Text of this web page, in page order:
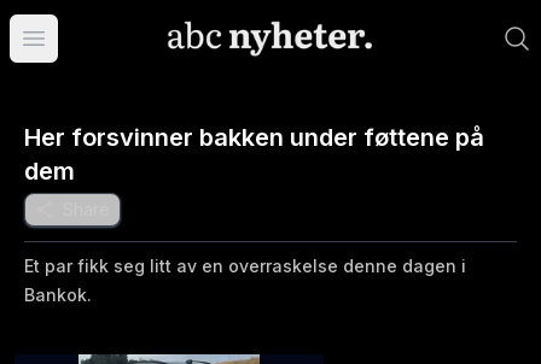
Åpne hovedmeny
Her forsvinner bakken under føttene på
dem
Et par fikk seg litt av en overraskelse denne dagen i
Bankok.